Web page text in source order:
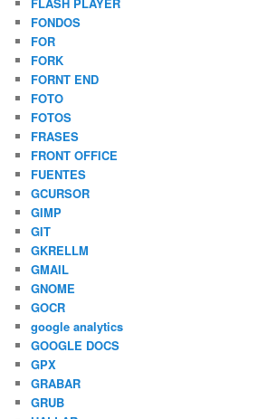
FONDOS
FOR
FORK
FORNT END
FOTO
FOTOS
FRASES
FRONT OFFICE
FUENTES
GCURSOR
GIMP
GIT
GKRELLM
GMAIL
GNOME
GOCR
google analytics
GOOGLE DOCS
GPX
GRABAR
GRUB